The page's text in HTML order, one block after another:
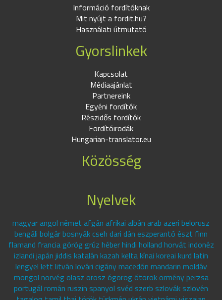
Információ fordítóknak
Mit nyújt a fordit.hu?
Használati útmutató
Gyorslinkek
Kapcsolat
Médiaajánlat
Partnereink
Egyéni fordítók
Részidős fordítók
Fordítóirodák
Hungarian-translator.eu
Közösség
Nyelvek
magyar angol német afgán afrikai albán arab azeri belorusz
bengáli bolgár bosnyák cseh dari dán eszperantó észt finn
flamand francia görög grúz héber hindi holland horvát indonéz
izlandi japán jiddis katalán kazah kelta kínai koreai kurd latin
lengyel lett litván lovári cigány macedón mandarin moldáv
mongol norvég olasz orosz ógörög ótörök örmény perzsa
portugál román ruszin spanyol svéd szerb szlovák szlovén